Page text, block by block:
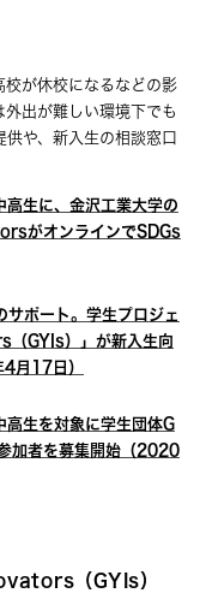
校が休校になるなどの影
出が難しい環境下でも
や、新入生の相談窓口
高生に、金沢工業大学の
がオンラインでSDGs
サポート。学生プロジェ
GYIs）」が新入生向
月17日）
高生を対象に学生団体G
加者を募集開始（2020
（GYIs）